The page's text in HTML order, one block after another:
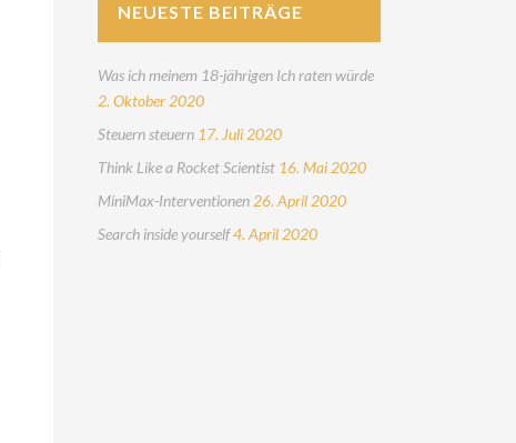
NEUESTE BEITRÄGE
Was ich meinem 18-jährigen Ich raten würde
2. Oktober 2020
Steuern steuern 17. Juli 2020
Think Like a Rocket Scientist 16. Mai 2020
MiniMax-Interventionen 26. April 2020
Search inside yourself4. April 2020